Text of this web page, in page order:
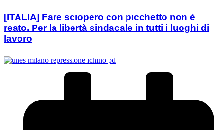
[ITALIA] Fare sciopero con picchetto non è
reato. Per la libertà sindacale in tutti i luoghi di
lavoro